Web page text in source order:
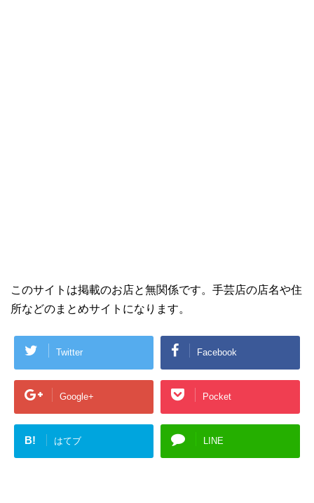
このサイトは掲載のお店と無関係です。手芸店の店名や住
所などのまとめサイトになります。
Twitter Facebook
Google+ Pocket
B! はてブ LINE